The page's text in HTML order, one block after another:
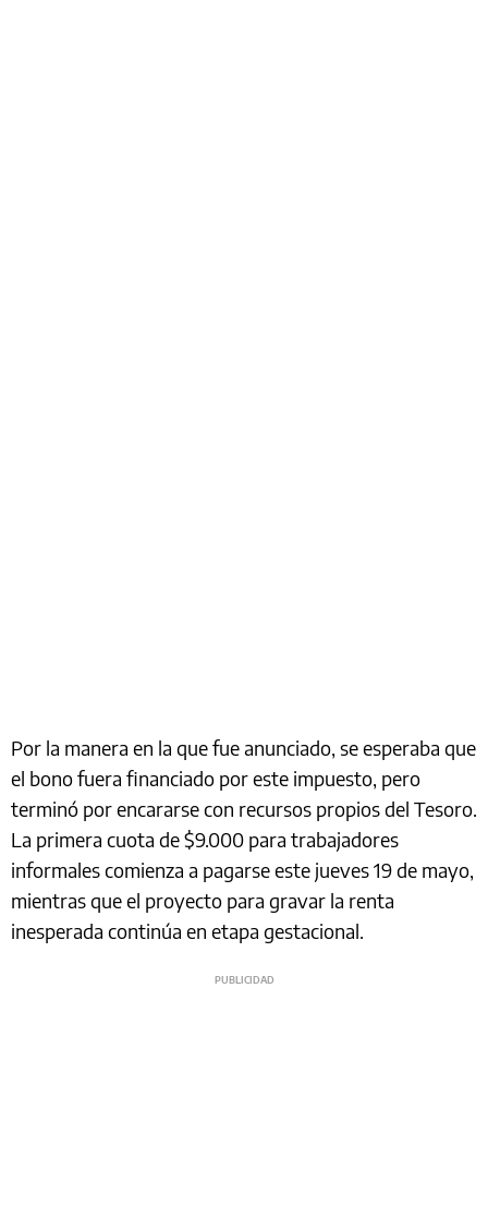
Por la manera en la que fue anunciado, se esperaba que
el bono fuera financiado por este impuesto, pero
terminó por encararse con recursos propios del Tesoro.
La primera cuota de $9.000 para trabajadores
informales comienza a pagarse este jueves 19 de mayo,
mientras que el proyecto para gravar la renta
inesperada continúa en etapa gestacional.